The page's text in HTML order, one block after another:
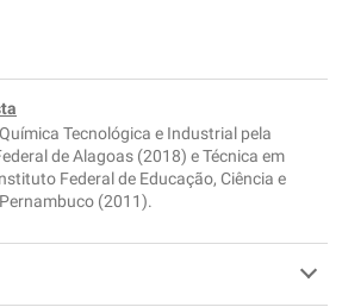
informação incorreta
tem a informação que procuro
Tecnológica e Industrial pela
de Alagoas (2018) e Técnica em
Federal de Educação, Ciência e
(2011).